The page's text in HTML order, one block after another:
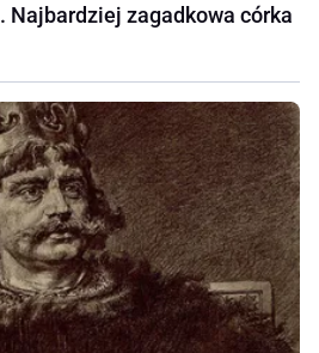
Najbardziej zagadkowa córka